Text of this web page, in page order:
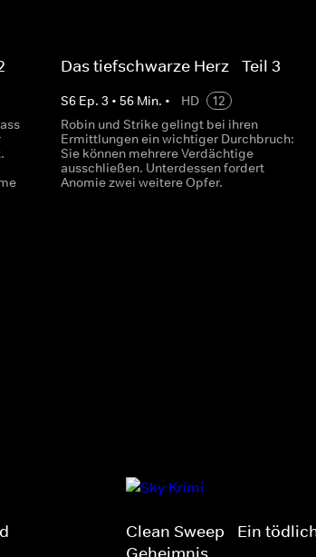
Das tiefschwarze Herz - Teil 3
S6 Ep. 3 • 56Min. • HD
12
Robin und Strike gelingt bei ihren
Ermittlungen ein wichtiger Durchbruch:
Sie können mehrere Verdächtige
ausschließen. Unterdessen fordert
Anomie zwei weitere Opfer.
Clean Sweep - Ein